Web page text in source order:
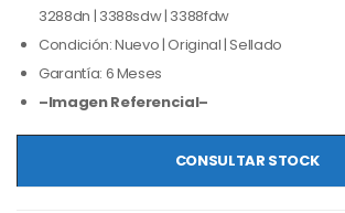
3288dn | 3388sdw | 3388fdw
Condición: Nuevo | Original | Sellado
Garantía: 6 Meses
–Imagen Referencial–
CONSULTAR STOCK